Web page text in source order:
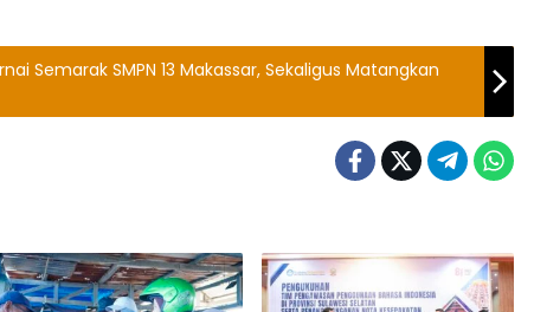
Semarak SMPN 13 Makassar, Sekaligus Matangkan